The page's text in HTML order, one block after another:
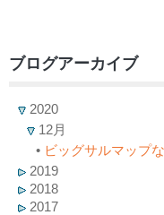
ブログアーカイブ
2020
12月
• ビッグサルマップ
2019
2018
2017